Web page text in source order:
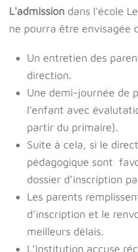
L'admission dans l'école
ne pourra être envisagée
Un entretien des
direction.
Une demi-journée de
l'enfant avec
partir du primaire).
Suite à cela, si le
pédagogique sont
dossier d’inscription
Les parents
d’inscription et le
meilleurs délais.
L’Institution accuse